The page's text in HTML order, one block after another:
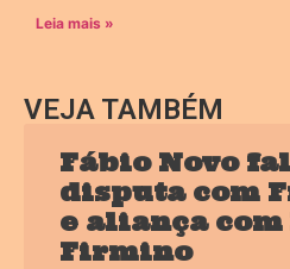
Leia mais »
VEJA TAMBÉM
Fábio Novo
disputa com
e aliança
Firmino